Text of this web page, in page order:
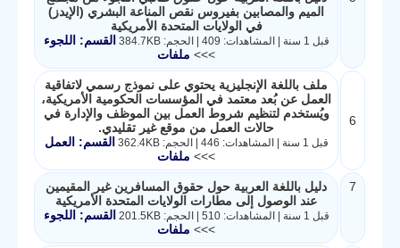
الميم والمصابين بفيروس نقص المناعة البشري (الإيدز)
في الولايات المتحدة الأمريكية
قبل 1 سنة | المشاهدات: 409 | الحجم: 384.7KB
القسم: اللجوء
>>> ملفات
6
ملف باللغة الإنجليزية يحتوي على نموذج رسمي لاتفاقية
العمل عن بُعد معتمد في المؤسسات الحكومية الأمريكية،
ويُستخدم لتنظيم شروط العمل بين الموظف والإدارة في
حالات العمل من موقع غير تقليدي.
قبل 1 سنة | المشاهدات: 446 | الحجم: 362.4KB
القسم: العمل
>>> ملفات
7
دليل باللغة العربية حول حقوق المسافرين غير المقيمين
عند الوصول إلى مطارات الولايات المتحدة الأمريكية
قبل 1 سنة | المشاهدات: 510 | الحجم: 201.5KB
القسم: اللجوء
>>> ملفات